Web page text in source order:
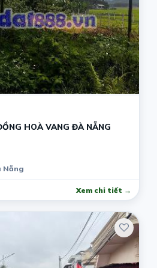
HOÀ VANG ĐÀ NẴNG
Nẵng
Xem chi tiết →